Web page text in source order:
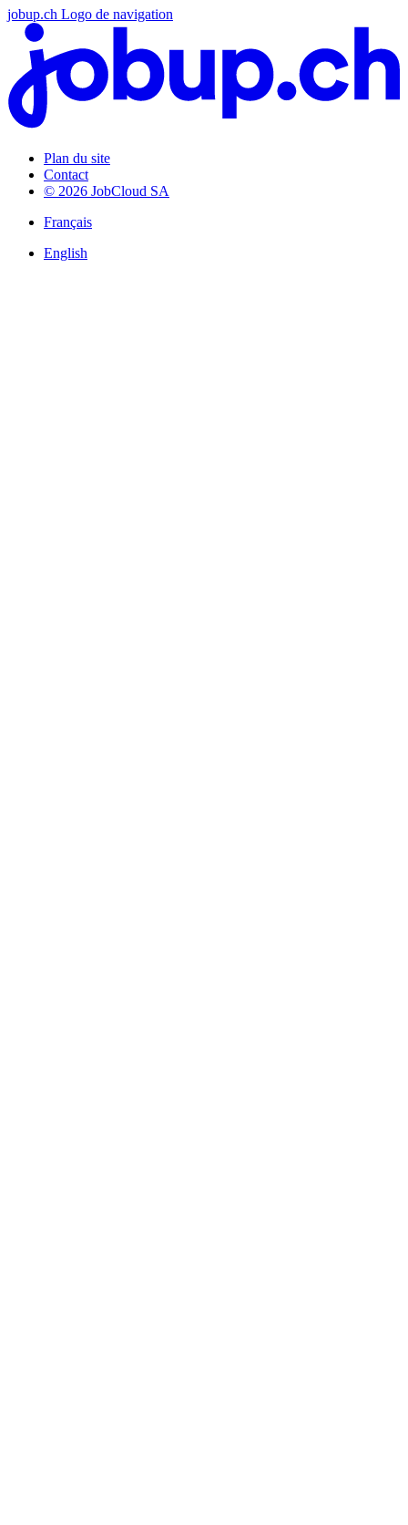
jobup.ch Logo de navigation
Plan du site
Contact
© 2026 JobCloud SA
Français
English